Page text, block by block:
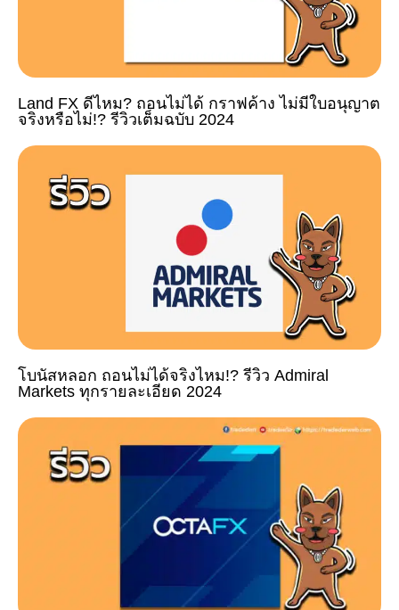
Land FX ดีไหม? ถอนไม่ได้ กราฟค้าง ไม่มีใบอนุญาต
จริงหรือไม่!? รีวิวเต็มฉบับ 2024
โบนัสหลอก ถอนไม่ได้จริงไหม!? รีวิว Admiral
Markets ทุกรายละเอียด 2024